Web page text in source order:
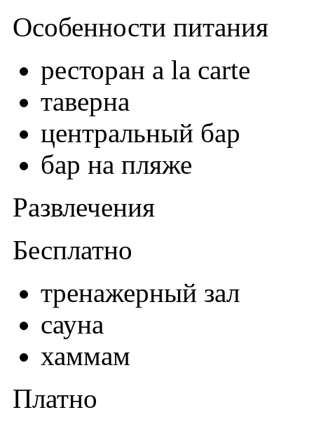
Особенности питания
ресторан a la carte
таверна
центральный бар
бар на пляже
Развлечения
Бесплатно
тренажерный зал
сауна
хаммам
Платно